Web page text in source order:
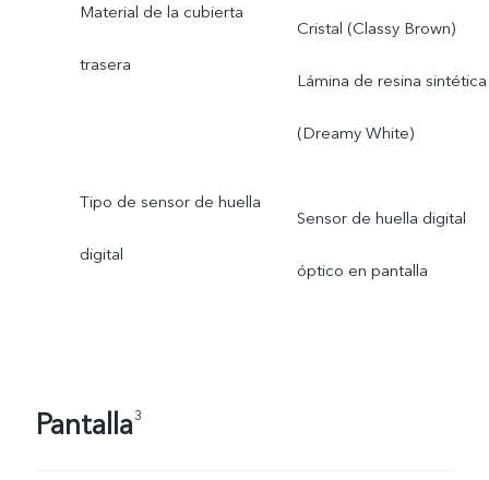
Material de la cubierta
trasera
Cristal (Classy Brown)
Lámina de resina sintética
(Dreamy White)
Tipo de sensor de huella
digital
Sensor de huella digital
óptico en pantalla
Pantalla3